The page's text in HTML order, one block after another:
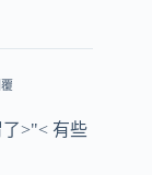
>"< 有些